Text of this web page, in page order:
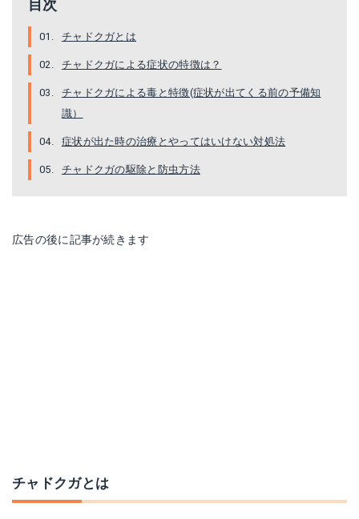
目次
チャドクガとは
チャドクガによる症状の特徴は？
チャドクガによる毒と特徴(症状が出てくる前の予備知
識）
症状が出た時の治療とやってはいけない対処法
チャドクガの駆除と防虫方法
広告の後に記事が続きます
チャドクガとは